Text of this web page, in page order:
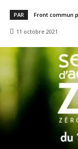
PAR Front commun
11 octobre 2021